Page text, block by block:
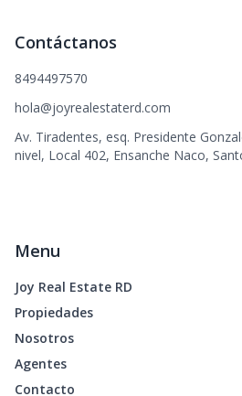
Contáctanos
8494497570
hola@joyrealestaterd.com
Av. Tiradentes, esq. Presidente
nivel, Local 402, Ensanche Naco,
Menu
Joy Real Estate RD
Propiedades
Nosotros
Agentes
Contacto